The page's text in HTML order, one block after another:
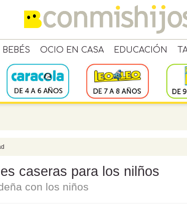
BEBÉS OCIO EN CASA EDUCACIÓN
caseras para los nilños
con los niños